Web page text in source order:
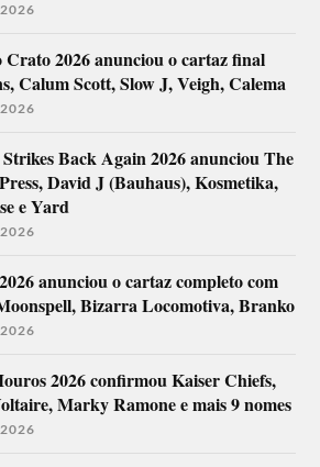
Crato 2026 anunciou o cartaz final
Calum Scott, Slow J, Veigh, Calema
Back Again 2026 anunciou The
David J (Bauhaus), Kosmetika,
e Yard
anunciou o cartaz completo com
Bizarra Locomotiva, Branko
2026 confirmou Kaiser Chiefs,
Marky Ramone e mais 9 nomes